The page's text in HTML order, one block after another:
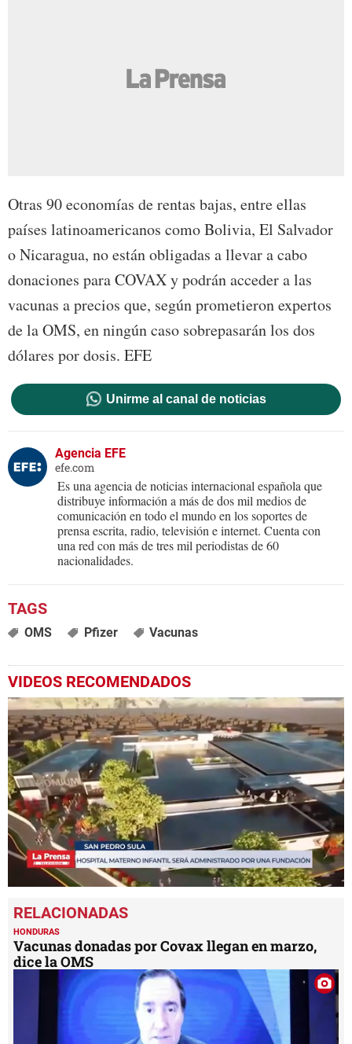
Otras 90 economías de rentas bajas, entre ellas
países latinoamericanos como Bolivia, El Salvador
o Nicaragua, no están obligadas a llevar a cabo
donaciones para COVAX y podrán acceder a las
vacunas a precios que, según prometieron expertos
de la OMS, en ningún caso sobrepasarán los dos
dólares por dosis. EFE
Unirme al canal de noticias
Agencia EFE
efe.com
Es una agencia de noticias internacional española que
distribuye información a más de dos mil medios de
comunicación en todo el mundo en los soportes de
prensa escrita, radio, televisión e internet. Cuenta con
una red con más de tres mil periodistas de 60
nacionalidades.
OMS Pfizer Vacunas
VIDEOS RECOMENDADOS
seconds
of
1
minute,
59
seconds
HONDURAS
Vacunas donadas por Covax llegan en marzo,
dice la OMS